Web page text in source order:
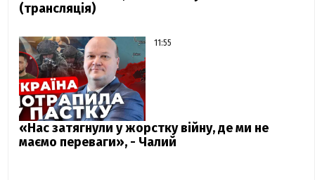
(трансляція)
11:55
«Нас затягнули у жорстку війну, де ми не
маємо переваги», - Чалий